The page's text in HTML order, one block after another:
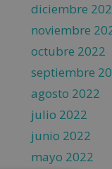
diciembre
noviembre
octubre 2022
septiembre
agosto 2022
julio 2022
junio 2022
mayo 2022